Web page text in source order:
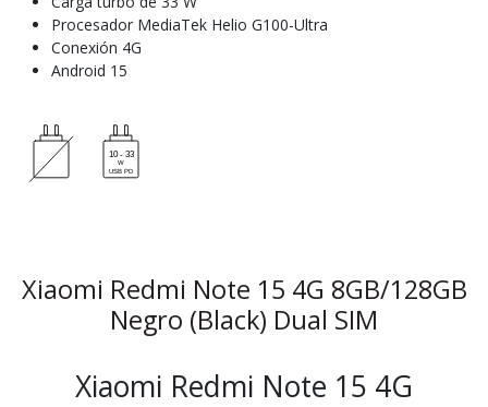
Procesador MediaTek Helio G100-Ultra
Conexión 4G
Android 15
Xiaomi Redmi Note 15 4G 8GB/128GB
Negro (Black) Dual SIM
Xiaomi Redmi Note 15 4G